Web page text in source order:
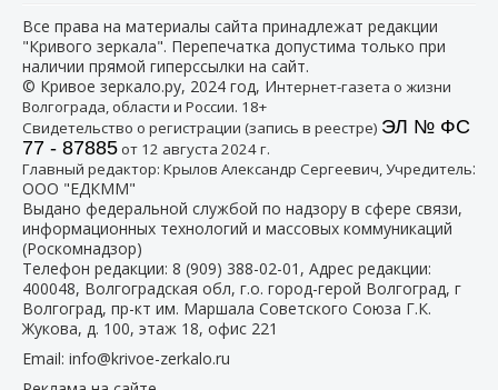
Все права на материалы сайта принадлежат редакции
"Кривого зеркала". Перепечатка допустима только при
наличии прямой гиперссылки на сайт.
© Кривое зеркало.ру, 2024 год, Интернет-газета о жизни
Волгограда, области и России. 18+
Свидетельство о регистрации (запись в реестре) ЭЛ № ФС
77 - 87885от 12 августа 2024 г.
Главный редактор: Крылов Александр Сергеевич, Учредитель:
ООО "ЕДКММ"
Выдано федеральной службой по надзору в сфере связи,
информационных технологий и массовых коммуникаций
(Роскомнадзор)
Телефон редакции: 8 (909) 388-02-01 , Адрес редакции:
400048, Волгоградская обл, г.о. город-герой Волгоград, г
Волгоград, пр-кт им. Маршала Советского Союза Г.К.
Жукова, д. 100, этаж 18, офис 221
Email: info@krivoe-zerkalo.ru